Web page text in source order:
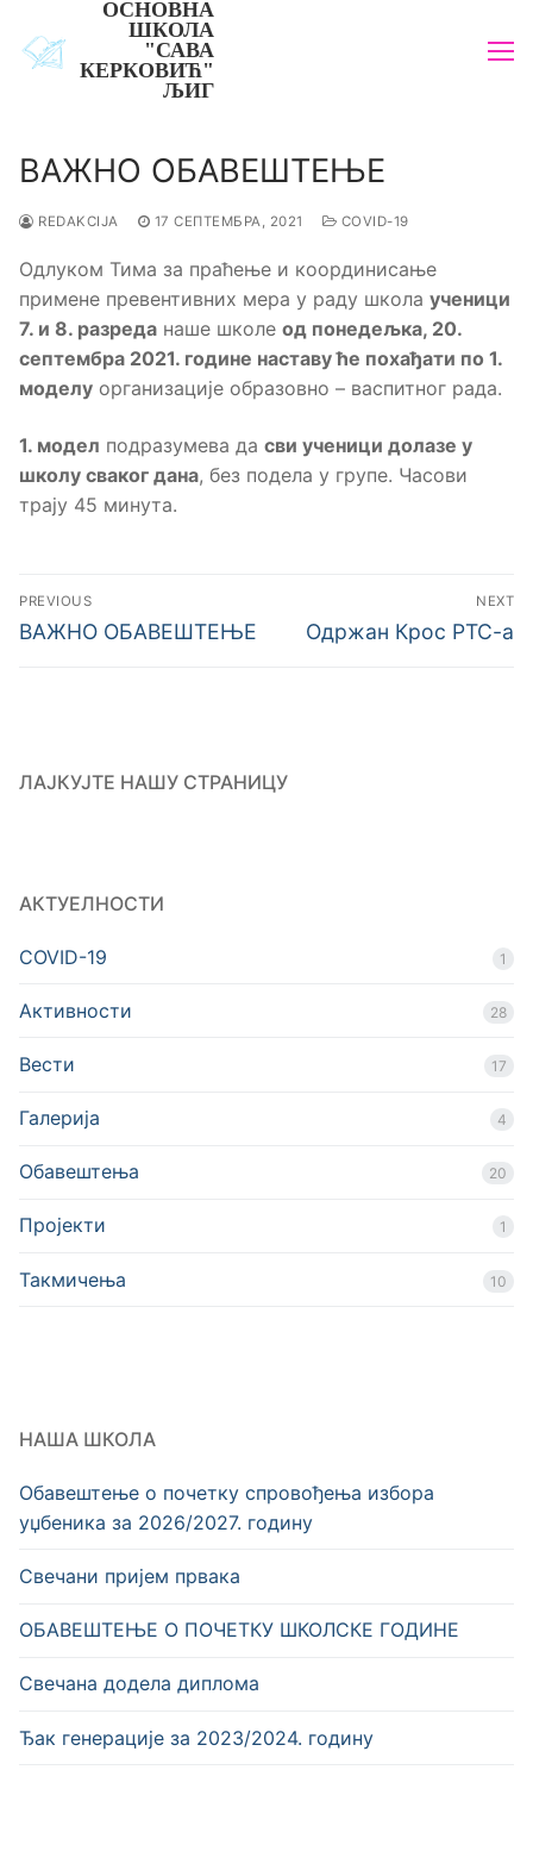
садржаја
ОСНОВНА
ШКОЛА
"САВА
КЕРКОВИЋ"
ЉИГ
ВАЖНО ОБАВЕШТЕЊЕ
REDAKCIJA 17 СЕПТЕМБРА, 2021 COVID-19
Одлуком Тима за праћење и координисање
примене превентивних мера у раду школа ученици
7. и 8. разреда наше школе од понедељка, 20.
септембра 2021. године наставу ће похађати по 1.
моделу организације образовно – васпитног рада.
1. модел подразумева да сви ученици долазе у
школу сваког дана, без подела у групе. Часови
трају 45 минута.
Кретање
чланка
PREVIOUS
Previous
ВАЖНО ОБАВЕШТЕЊЕ
NEXT
Next
Одржан Крос РТС-а
ЛАЈКУЈТЕ НАШУ СТРАНИЦУ
АКТУЕЛНОСТИ
COVID-19 1
Активности 28
Вести 17
Галерија 4
Обавештења 20
Пројекти 1
Такмичења 10
НАША ШКОЛА
Обавештење о почетку спровођења избора
уџбеника за 2026/2027. годину
Свечани пријем првака
OБАВЕШТЕЊЕ О ПОЧЕТКУ ШКОЛСКЕ ГОДИНЕ
Свечана додела диплома
Ђак генерације за 2023/2024. годину